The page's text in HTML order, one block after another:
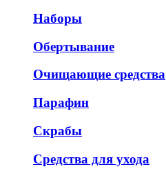
Наборы
Обертывание
Очищающие средства
Парафин
Скрабы
Средства для ухода